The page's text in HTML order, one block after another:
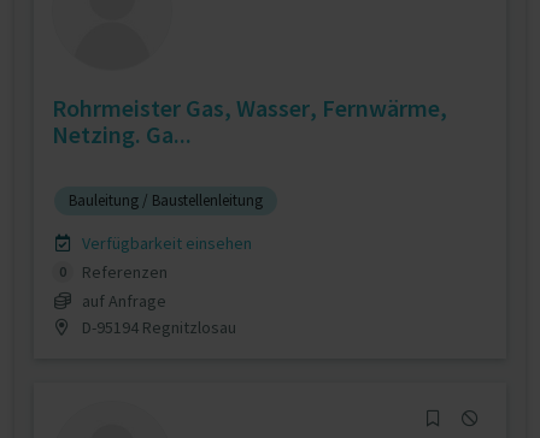
Rohrmeister Gas, Wasser, Fernwärme,
Netzing. Ga...
Bauleitung / Baustellenleitung
Verfügbarkeit einsehen
0
Referenzen
auf Anfrage
D-95194 Regnitzlosau